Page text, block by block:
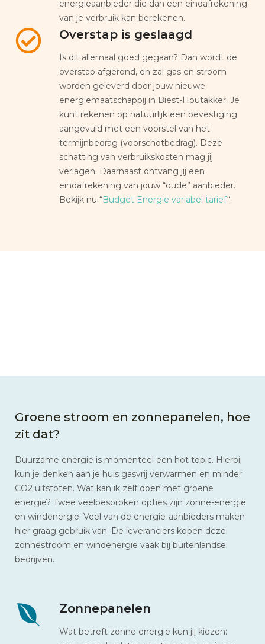
energieaanbieder die dan een eindafrekening
van je verbruik kan berekenen.
Overstap is geslaagd
Is dit allemaal goed gegaan? Dan wordt de
overstap afgerond, en zal gas en stroom
worden geleverd door jouw nieuwe
energiemaatschappij in Biest-Houtakker. Je
kunt rekenen op natuurlijk een bevestiging
aangevuld met een voorstel van het
termijnbedrag (voorschotbedrag). Deze
schatting van verbruikskosten mag jij
verlagen. Daarnaast ontvang jij een
eindafrekening van jouw “oude” aanbieder.
Bekijk nu “Budget Energie variabel tarief“.
Groene stroom en zonnepanelen, hoe
zit dat?
Duurzame energie is momenteel een hot topic. Hierbij
kun je denken aan je huis gasvrij verwarmen en minder
CO2 uitstoten. Wat kan ik zelf doen met groene
energie? Twee veelbesproken opties zijn zonne-energie
en windenergie. Veel van de energie-aanbieders maken
hier graag gebruik van. De leveranciers kopen deze
zonnestroom en windenergie vaak bij buitenlandse
bedrijven.
Zonnepanelen
Wat betreft zonne energie kun jij kiezen: